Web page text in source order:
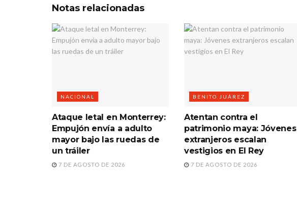
Notas relacionadas
NACIONAL
Ataque letal en Monterrey:
Empujón envía a adulto
mayor bajo las ruedas de
un tráiler
7 DE AGOSTO DE 2026
BENITO JUÁREZ
Atentan contra el
patrimonio maya: Jóvenes
extranjeros escalan
vestigios en El Rey
7 DE AGOSTO DE 2026